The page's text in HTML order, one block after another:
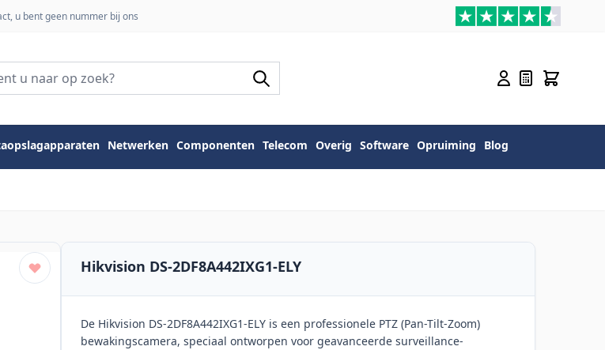
u bent geen nummer bij ons
Netwerken Componenten Telecom Overig Software Opruiming Blog
Hikvision DS-2DF8A442IXG1-ELY
De Hikvision DS-2DF8A442IXG1-ELY is een professionele PTZ (Pan-Tilt-Zoom)
bewakingscamera, speciaal ontworpen voor geavanceerde surveillance-